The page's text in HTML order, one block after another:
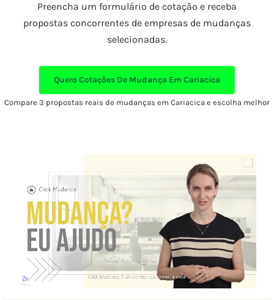
Preencha um formulário de cotação e receba
propostas concorrentes de empresas de mudanças
selecionadas.
Quero Cotações De Mudança Em Cariacica
Compare 3 propostas reais de mudanças em Cariacica e escolha melhor